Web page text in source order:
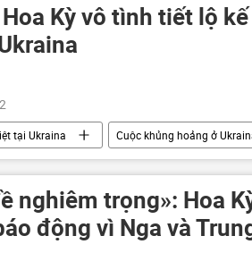
Kỳ vô tình tiết lộ
tại Ukraina Cuộc khủng hoảng ở
Chính trị Thế giới
nghiêm trọng»: Hoa
động vì Nga và